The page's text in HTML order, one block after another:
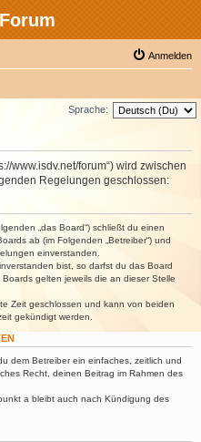
Anmelden
Sprache:
www.isdv.net/forum“) wird zwischen
Regelungen geschlossen:
„das Board“) schließt du einen
ab (im Folgenden „Betreiber“) und
einverstanden.
bist, so darfst du das Board
gelten jeweils die an dieser Stelle
Zeit geschlossen und kann von beiden
gekündigt werden.
dem Betreiber ein einfaches, zeitlich und
Recht, deinen Beitrag im Rahmen des
a bleibt auch nach Kündigung des